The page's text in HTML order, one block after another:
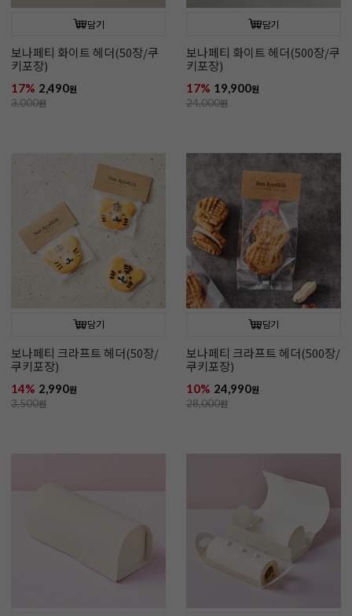
담기
보나페티 화이트 헤더(50장/쿠
키포장)
17% 2,490원
3,000원
담기
보나페티 화이트 헤더(500장/쿠
키포장)
17% 19,900원
24,000원
담기
보나페티 크라프트 헤더(50장/
쿠키포장)
14% 2,990원
3,500원
담기
보나페티 크라프트 헤더(500장/
쿠키포장)
10% 24,990원
28,000원